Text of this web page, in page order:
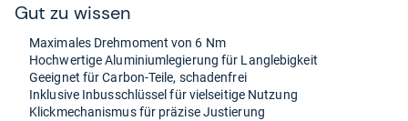
Gut zu wis­sen
Maxi­ma­les Dreh­mo­ment von 6 Nm
Hoch­wer­tige Alu­mi­ni­um­le­gie­rung für Lang­le­big­keit
Geeig­net für Car­bon-​Teile, scha­den­frei
Inklu­sive Inbus­schlüs­sel für viel­sei­tige Nut­zung
Klick­me­cha­nis­mus für prä­zise Jus­tie­rung